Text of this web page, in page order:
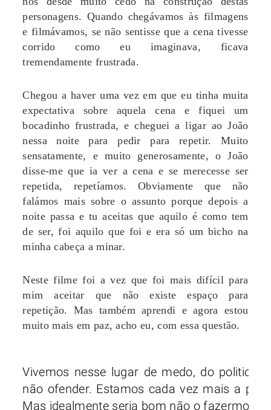
personagens. Quando chegávamos às filmagens
e filmávamos, se não sentisse que a cena tivesse
corrido como eu imaginava, ficava
tremendamente frustrada.
Chegou a haver uma vez em que eu tinha muita
expectativa sobre aquela cena e fiquei um
bocadinho frustrada, e cheguei a ligar ao João
nessa noite para pedir para repetir. Muito
sensatamente, e muito generosamente, o João
disse-me que ia ver a cena e se merecesse ser
repetida, repetíamos. Obviamente que não
falámos mais sobre o assunto porque depois a
noite passa e tu aceitas que aquilo é como tem
de ser, foi aquilo que foi e era só um bicho na
minha cabeça a minar.
Neste filme foi a vez que foi mais difícil para
mim aceitar que não existe espaço para
repetição. Mas também aprendi e agora estou
muito mais em paz, acho eu, com essa questão.
Vivemos nesse lugar de medo, do
não ofender. Estamos cada vez mais a
Mas idealmente seria bom não o fazermos